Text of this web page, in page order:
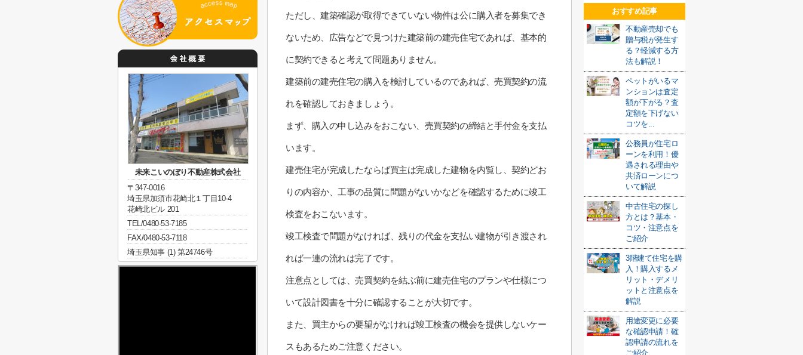
ただし、建築確認が取得できていない物件は公に購入者を募集でき
ないため、広告などで見つけた建築前の建売住宅であれば、基本的
に契約できると考えて問題ありません。
建築前の建売住宅の購入を検討しているのであれば、売買契約の流
れを確認しておきましょう。
まず、購入の申し込みをおこない、売買契約の締結と手付金を支払
います。
建売住宅が完成したならば買主は完成した建物を内覧し、契約どお
りの内容か、工事の品質に問題がないかなどを確認するために竣工
検査をおこないます。
竣工検査で問題がなければ、残りの代金を支払い建物が引き渡され
れば一連の流れは完了です。
注意点としては、売買契約を結ぶ前に建売住宅のプランや仕様につ
いて設計図書を十分に確認することが大切です。
また、買主からの要望がなければ竣工検査の機会を提供しないケー
スもあるためご注意ください。
おすすめ記事
不動産売却でも
贈与税が発生す
る？軽減する方
法も解説！
ペットがいるマ
ンションは査定
額が下がる？査
定額を下げない
コツを...
公務員が住宅ロ
ーンを利用！優
遇される理由や
共済ローンにつ
いて解説
中古住宅の探し
方とは？基本・
コツ・注意点を
ご紹介
3階建て住宅を購
入！購入するメ
リット・デメリ
ットと注意点を
解説
用途変更に必要
な確認申請！確
認申請の流れを
ご紹介
未来こいのぼり不動産株式会社
〒347-0016
埼玉県加須市花崎北１丁目10-4
花崎北ビル 201
TEL/0480-53-7185
FAX/0480-53-7118
埼玉県知事 (1) 第24746号